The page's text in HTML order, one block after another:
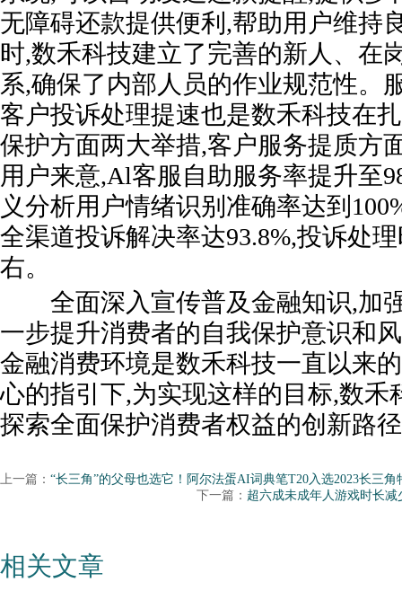
无障碍还款提供便利,帮助用户维持
时,数禾科技建立了完善的新人、在
系,确保了内部人员的作业规范性。
客户投诉处理提速也是数禾科技在
保护方面两大举措,客户服务提质方
用户来意,Al客服自助服务率提升至
义分析用户情绪识别准确率达到
全渠道投诉解决率达93.8%,投诉处
右。
全面深入宣传普及金融知识,加
一步提升消费者的自我保护意识和
金融消费环境是数禾科技一直以来
心的指引下,为实现这样的目标,数禾
探索全面保护消费者权益的创新路
上一篇： “长三角”的父母也选它！阿尔法蛋AI词典笔T20入选2023长三角
下一篇： 超六成未成年人游戏时长
相关文章